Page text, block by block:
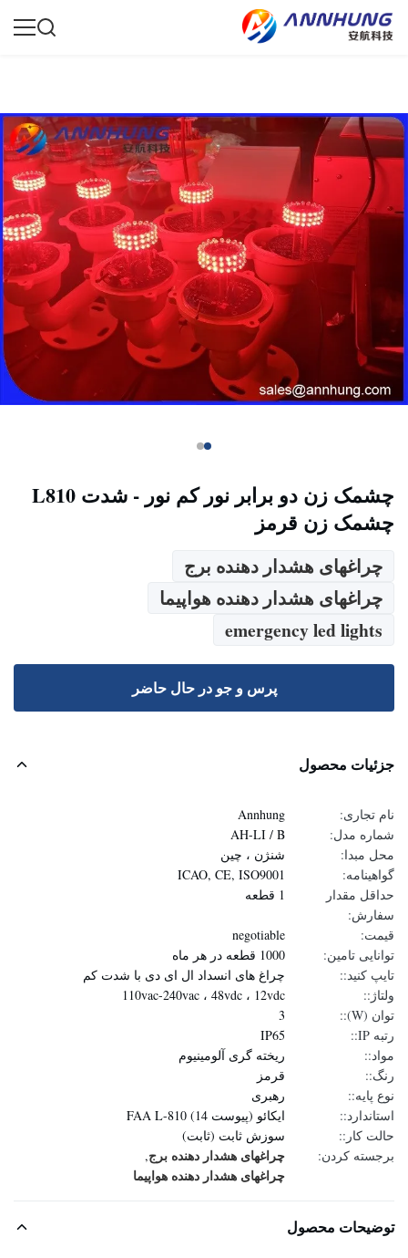
چشمک زن دو برابر نور کم نور - شدت L810
چشمک زن قرمز
چراغهای هشدار دهنده برج
چراغهای هشدار دهنده هواپیما
emergency led lights
پرس و جو در حال حاضر
جزئیات محصول
نام تجاری:
Annhung
شماره مدل:
AH-LI / B
محل مبدا:
شنژن ، چین
گواهینامه:
ICAO, CE, ISO9001
حداقل مقدار
سفارش:
1 قطعه
قیمت:
negotiable
توانایی تامین:
1000 قطعه در هر ماه
تایپ کنید::
چراغ های انسداد ال ای دی با شدت کم
ولتاژ::
110vac-240vac ، 48vdc ، 12vdc
توان (W)::
3
رتبه IP::
IP65
مواد::
ریخته گری آلومینیوم
رنگ::
قرمز
نوع پایه::
رهبری
استاندارد::
ایکائو (پیوست 14) FAA L-810
حالت کار::
سوزش ثابت (ثابت)
برجسته کردن:
چراغهای هشدار دهنده برج,
چراغهای هشدار دهنده هواپیما
توضیحات محصول